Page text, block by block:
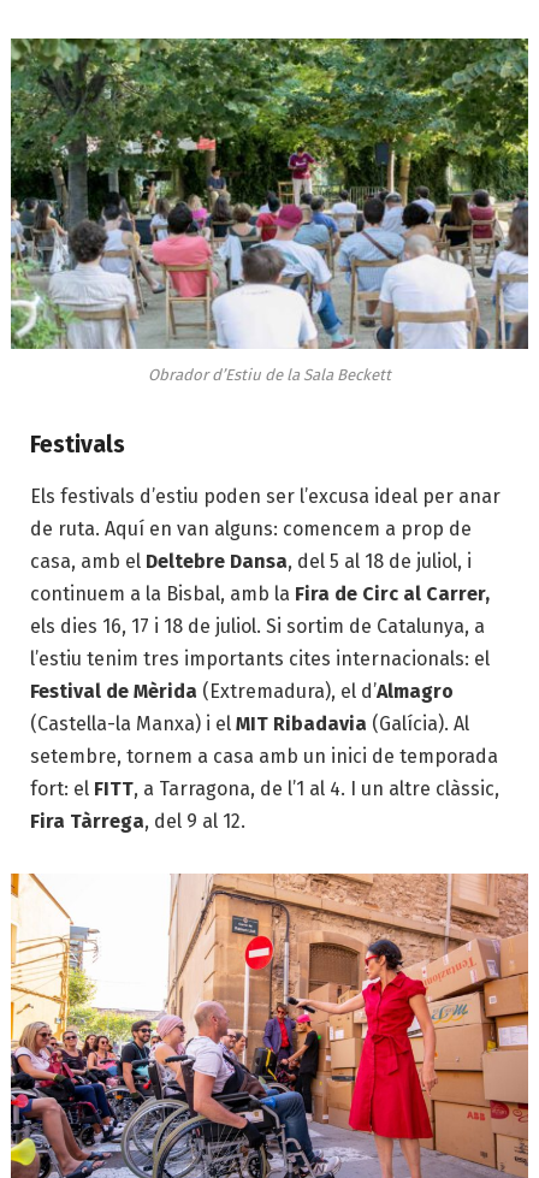
Obrador d’Estiu de la Sala Beckett
Festivals
Els festivals d’estiu poden ser l’excusa ideal per anar
de ruta. Aquí en van alguns: comencem a prop de
casa, amb el Deltebre Dansa, del 5 al 18 de juliol, i
continuem a la Bisbal, amb la Fira de Circ al Carrer,
els dies 16, 17 i 18 de juliol. Si sortim de Catalunya, a
l’estiu tenim tres importants cites internacionals: el
Festival de Mèrida (Extremadura), el d’Almagro
(Castella-la Manxa) i el MIT Ribadavia (Galícia). Al
setembre, tornem a casa amb un inici de temporada
fort: el FITT, a Tarragona, de l’1 al 4. I un altre clàssic,
Fira Tàrrega, del 9 al 12.